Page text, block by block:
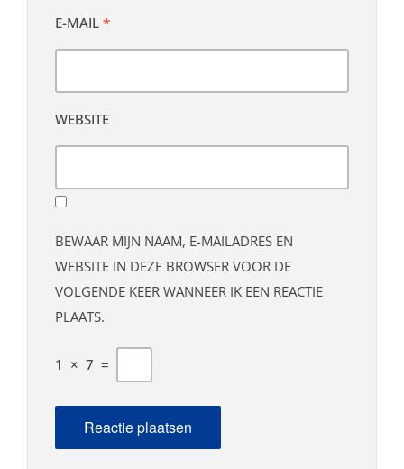
E-MAIL *
WEBSITE
BEWAAR MIJN NAAM, E-MAILADRES EN
WEBSITE IN DEZE BROWSER VOOR DE
VOLGENDE KEER WANNEER IK EEN REACTIE
PLAATS.
1 × 7 =